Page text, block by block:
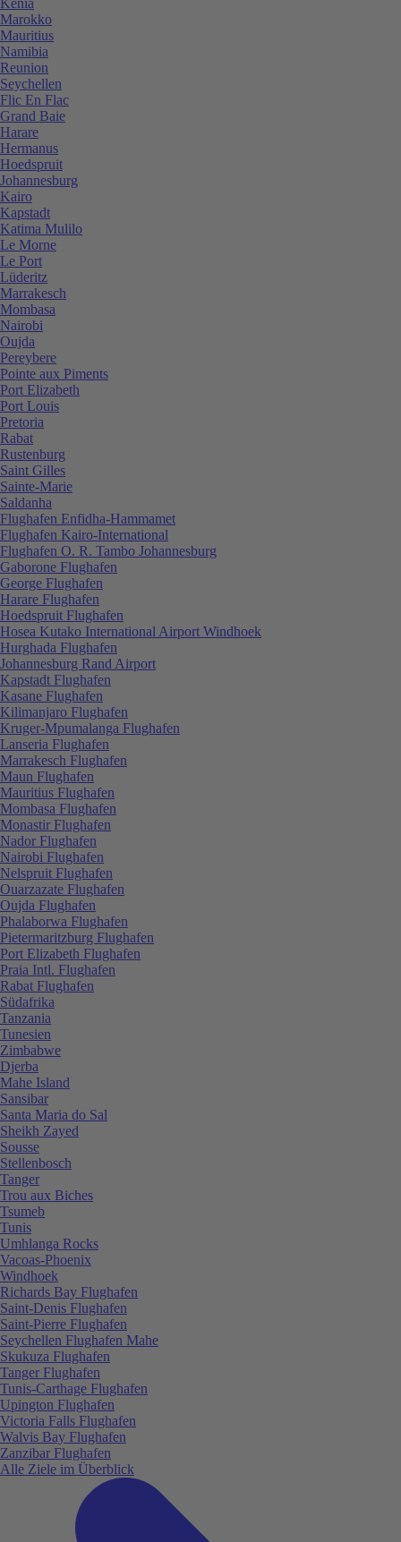
Marokko
Mauritius
Namibia
Reunion
Seychellen
Flic En Flac
Grand Baie
Harare
Hermanus
Hoedspruit
Johannesburg
Kairo
Kapstadt
Katima Mulilo
Le Morne
Le Port
Lüderitz
Marrakesch
Mombasa
Nairobi
Oujda
Pereybere
Pointe aux Piments
Port Elizabeth
Port Louis
Pretoria
Rabat
Rustenburg
Saint Gilles
Sainte-Marie
Saldanha
Flughafen Enfidha-Hammamet
Flughafen Kairo-International
Flughafen O. R. Tambo Johannesburg
Gaborone Flughafen
George Flughafen
Harare Flughafen
Hoedspruit Flughafen
Hosea Kutako International Airport Windhoek
Hurghada Flughafen
Johannesburg Rand Airport
Kapstadt Flughafen
Kasane Flughafen
Kilimanjaro Flughafen
Kruger-Mpumalanga Flughafen
Lanseria Flughafen
Marrakesch Flughafen
Maun Flughafen
Mauritius Flughafen
Mombasa Flughafen
Monastir Flughafen
Nador Flughafen
Nairobi Flughafen
Nelspruit Flughafen
Ouarzazate Flughafen
Oujda Flughafen
Phalaborwa Flughafen
Pietermaritzburg Flughafen
Port Elizabeth Flughafen
Praia Intl. Flughafen
Rabat Flughafen
Südafrika
Tanzania
Tunesien
Zimbabwe
Djerba
Mahe Island
Sansibar
Santa Maria do Sal
Sheikh Zayed
Sousse
Stellenbosch
Tanger
Trou aux Biches
Tsumeb
Tunis
Umhlanga Rocks
Vacoas-Phoenix
Windhoek
Richards Bay Flughafen
Saint-Denis Flughafen
Saint-Pierre Flughafen
Seychellen Flughafen Mahe
Skukuza Flughafen
Tanger Flughafen
Tunis-Carthage Flughafen
Upington Flughafen
Victoria Falls Flughafen
Walvis Bay Flughafen
Zanzibar Flughafen
Alle Ziele im Überblick